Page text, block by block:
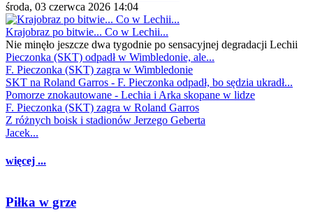
środa, 03 czerwca 2026 14:04
Krajobraz po bitwie... Co w Lechii...
Nie minęło jeszcze dwa tygodnie po sensacyjnej degradacji Lechii
Pieczonka (SKT) odpadł w Wimbledonie, ale...
F. Pieczonka (SKT) zagra w Wimbledonie
SKT na Roland Garros - F. Pieczonka odpadł, bo sędzia ukradł...
Pomorze znokautowane - Lechia i Arka skopane w lidze
F. Pieczonka (SKT) zagra w Roland Garros
Z różnych boisk i stadionów Jerzego Geberta
Jacek...
więcej ...
Piłka w grze